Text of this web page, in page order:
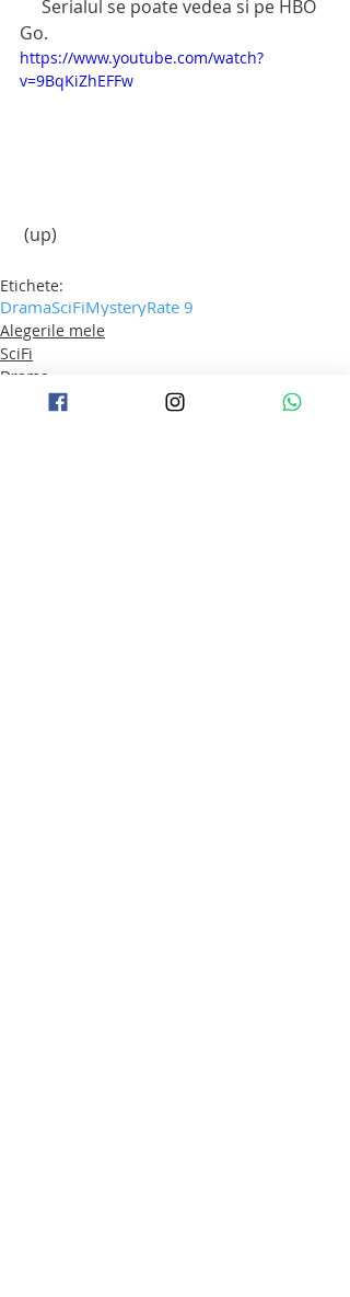
Go.
https://www.youtube.com/watch?
v=9BqKiZhEFFw
(up)
Etichete:
DramaSciFiMysteryRate 9
Alegerile mele
SciFi
Drama